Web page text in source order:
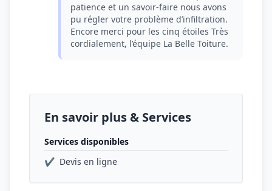
patience et un savoir-faire nous avons
pu régler votre problème d’infiltration.
Encore merci pour les cinq étoiles Très
cordialement, l’équipe La Belle Toiture.
En savoir plus & Services
Services disponibles
✔ Devis en ligne